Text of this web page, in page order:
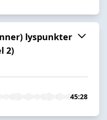
lyspunkter
2)
45:28